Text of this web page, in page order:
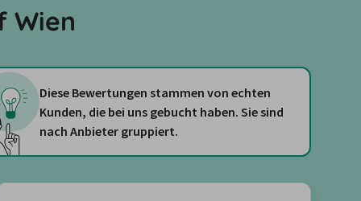
Wien
Diese Bewertungen stammen von echten
Kunden, die bei uns gebucht haben. Sie sind
nach Anbieter gruppiert.